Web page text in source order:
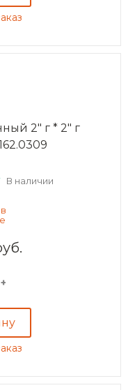
2" г * 2" г
В наличии
+